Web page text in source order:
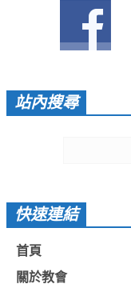
台北靈糧堂 官方網站
信望愛全球資訊網
好消息衛星電視台
站內搜尋
快速連結
首頁
關於教會